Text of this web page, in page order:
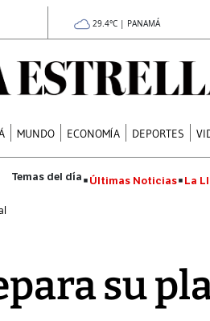
29.4°C | PANAMÁ
MUNDO ECONOMÍA DEPORTES
Últimas Noticias La
su